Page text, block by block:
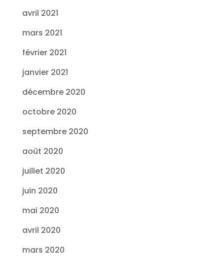
avril 2021
mars 2021
février 2021
janvier 2021
décembre 2020
octobre 2020
septembre 2020
août 2020
juillet 2020
juin 2020
mai 2020
avril 2020
mars 2020